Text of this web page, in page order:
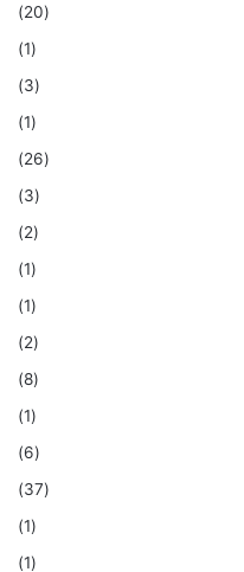
(20)
(1)
(3)
(1)
(26)
(3)
(2)
(1)
(1)
(2)
(8)
(1)
(6)
(37)
(1)
(1)